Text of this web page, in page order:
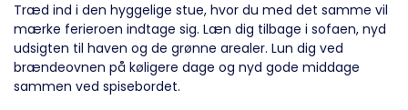
Træd ind i den hyggelige stue, hvor du med det samme vil
mærke ferieroen indtage sig. Læn dig tilbage i sofaen, nyd
udsigten til haven og de grønne arealer. Lun dig ved
brændeovnen på køligere dage og nyd gode middage
sammen ved spisebordet.